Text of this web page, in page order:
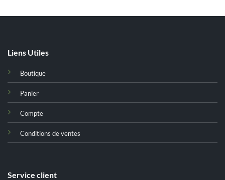
Liens Utiles
Boutique
Panier
Compte
Conditions de ventes
Service client